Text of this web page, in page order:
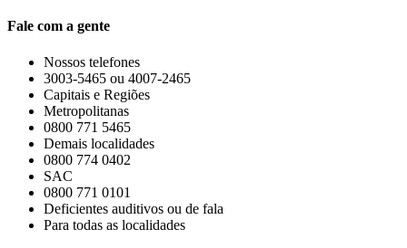
Fale com a gente
Nossos telefones
3003-5465 ou 4007-2465
Capitais e Regiões
Metropolitanas
0800 771 5465
Demais localidades
0800 774 0402
SAC
0800 771 0101
Deficientes auditivos ou de fala
Para todas as localidades